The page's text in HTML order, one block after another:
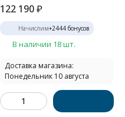
122 190 ₽
Начислим+2444бонусов
В наличии 18 шт.
Доставка магазина:
Понедельник 10 августа